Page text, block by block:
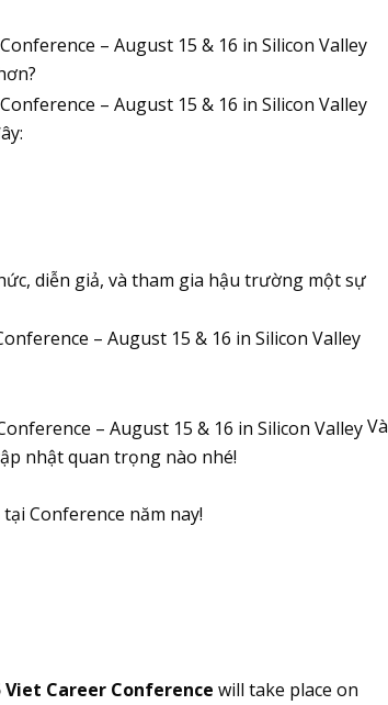
diễn giả, và tham gia hậu trường một sự
Và
nhật quan trọng nào nhé!
Conference năm nay!
Viet Career Conference will take place on